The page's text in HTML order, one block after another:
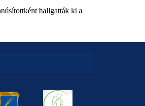
hallgatták ki a